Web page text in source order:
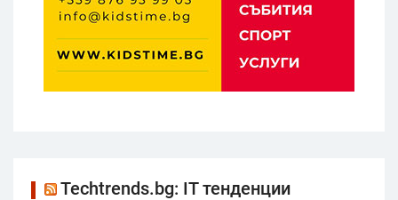
Techtrends.bg: IT тенденции